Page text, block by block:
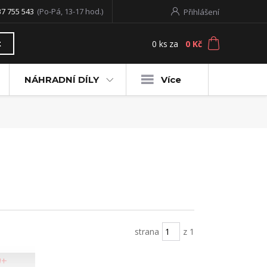
Přihlášení
755 543 (Po-Pá, 13-17 hod.)
0 ks za 0 Kč
NÁHRADNÍ DÍLY Více
strana z 1